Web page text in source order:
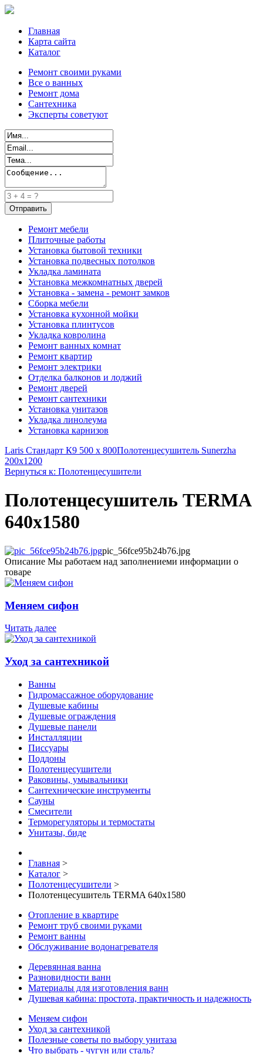
Главная
Карта сайта
Каталог
Ремонт своими руками
Все о ванных
Ремонт дома
Сантехника
Эксперты советуют
Ремонт мебели
Плиточные работы
Установка бытовой техники
Установка подвесных потолков
Укладка ламината
Установка межкомнатных дверей
Установка - замена - ремонт замков
Сборка мебели
Установка кухонной мойки
Установка плинтусов
Укладка ковролина
Ремонт ванных комнат
Ремонт квартир
Ремонт электрики
Отделка балконов и лоджий
Ремонт дверей
Ремонт сантехники
Установка унитазов
Укладка линолеума
Установка карнизов
Laris Стандарт К9 500 х 800Полотенцесушитель Sunerzha
200x1200
Вернуться к: Полотенцесушители
Полотенцесушитель TERMA
640x1580
pic_56fce95b24b76.jpg
Описание Мы работаем над заполнениеми информации о
товаре
Меняем сифон
Читать далее
Уход за сантехникой
Ванны
Гидромассажное оборудование
Душевые кабины
Душевые ограждения
Душевые панели
Инсталляции
Писсуары
Поддоны
Полотенцесушители
Раковины, умывальники
Сантехнические инструменты
Сауны
Смесители
Терморегуляторы и термостаты
Унитазы, биде
Главная >
Каталог >
Полотенцесушители >
Полотенцесушитель TERMA 640x1580
Отопление в квартире
Ремонт труб своими руками
Ремонт ванны
Обслуживание водонагревателя
Деревянная ванна
Разновидности ванн
Материалы для изготовления ванн
Душевая кабина: простота, практичность и надежность
Меняем сифон
Уход за сантехникой
Полезные советы по выбору унитаза
Что выбрать - чугун или сталь?